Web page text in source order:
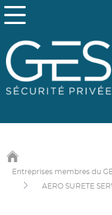
Entreprises membres du
AERO SURETE